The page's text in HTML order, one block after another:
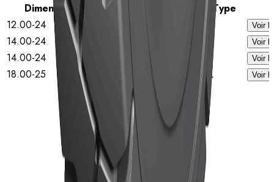
Dimension
Type
12.00-24
TT Voir
14.00-24 TL Voir
14.00-24 TT Voir
18.00-25 TL Voir